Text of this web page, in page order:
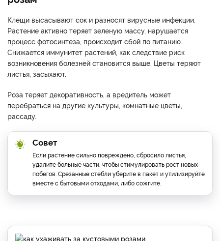
Клещи высасывают сок и разносят вирусные инфекции.
Растение активно теряет зеленую массу, нарушается
процесс фотосинтеза, происходит сбой по питанию.
Снижается иммунитет растений, как следствие риск
возникновения болезней становится выше. Цветы теряют
листья, засыхают.
Роза теряет декоративность, а вредитель может
перебраться на другие культуры, комнатные цветы,
рассаду.
Совет
Если растение сильно повреждено, сбросило листья,
удалите больные части, чтобы стимулировать рост новых
побегов. Срезанные стебли уберите в пакет и утилизируйте
вместе с бытовыми отходами, либо сожгите.